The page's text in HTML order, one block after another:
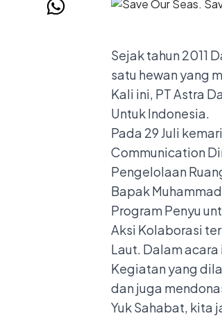
Sejak tahun 2011
satu hewan yang
Kali ini, PT Astra
Untuk Indonesia.
Pada 29 Juli
Communication
Pengelolaan
Bapak
Program Penyu
Aksi Kolaborasi
Laut. Dalam
Kegiatan yang
dan juga
Yuk Sahabat, kita